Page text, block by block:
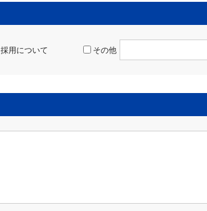
採用について その他